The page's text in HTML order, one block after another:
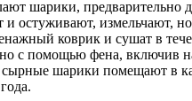
шарики, предварительно
остуживают, измельчают,
коврик и сушат в
с помощью фена, включив
шарики помещают в